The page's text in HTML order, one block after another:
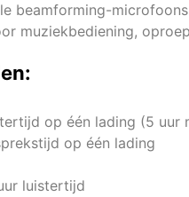
beamforming-microfoons
muziekbediening,
op één lading (5 uur
op één lading
luistertijd